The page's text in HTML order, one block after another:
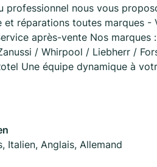
professionnel nous vous
et réparations toutes marques
après-vente Nos
/ Whirpool / Liebherr /
Une équipe dynamique à
Italien, Anglais, Allemand